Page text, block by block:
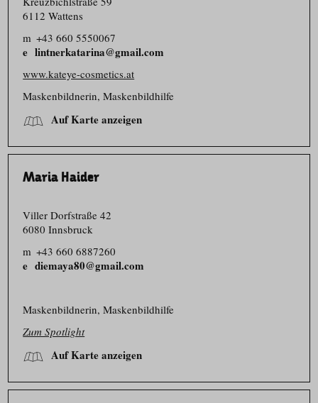
6112 Wattens
m +43 660 5550067
lintnerkatarina@gmail.com
www.kateye-cosmetics.at
Maskenbildnerin, Maskenbildhilfe
Auf Karte anzeigen
Maria Haider
Viller Dorfstraße 42
6080 Innsbruck
m +43 660 6887260
diemaya80@gmail.com
Maskenbildnerin, Maskenbildhilfe
Zum Spotlight
Auf Karte anzeigen